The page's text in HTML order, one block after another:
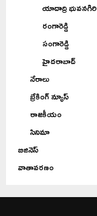
యాదాద్రి భువనగిరి
రంగారెడ్డి
సంగారెడ్డి
హైదరాబాద్
నేరాలు
బ్రేకింగ్ న్యూస్
రాజకీయం
సినిమా
బిజినెస్
వాతావరణం